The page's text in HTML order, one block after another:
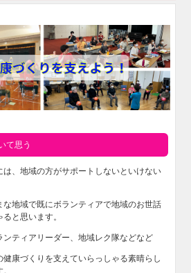
て思う
、地域の方がサポートしないといけない
地域で既にボランティアで地域のお世話
と思います。
ティアリーダー、地域レク隊などなど
康づくりを支えていらっしゃる素晴らし